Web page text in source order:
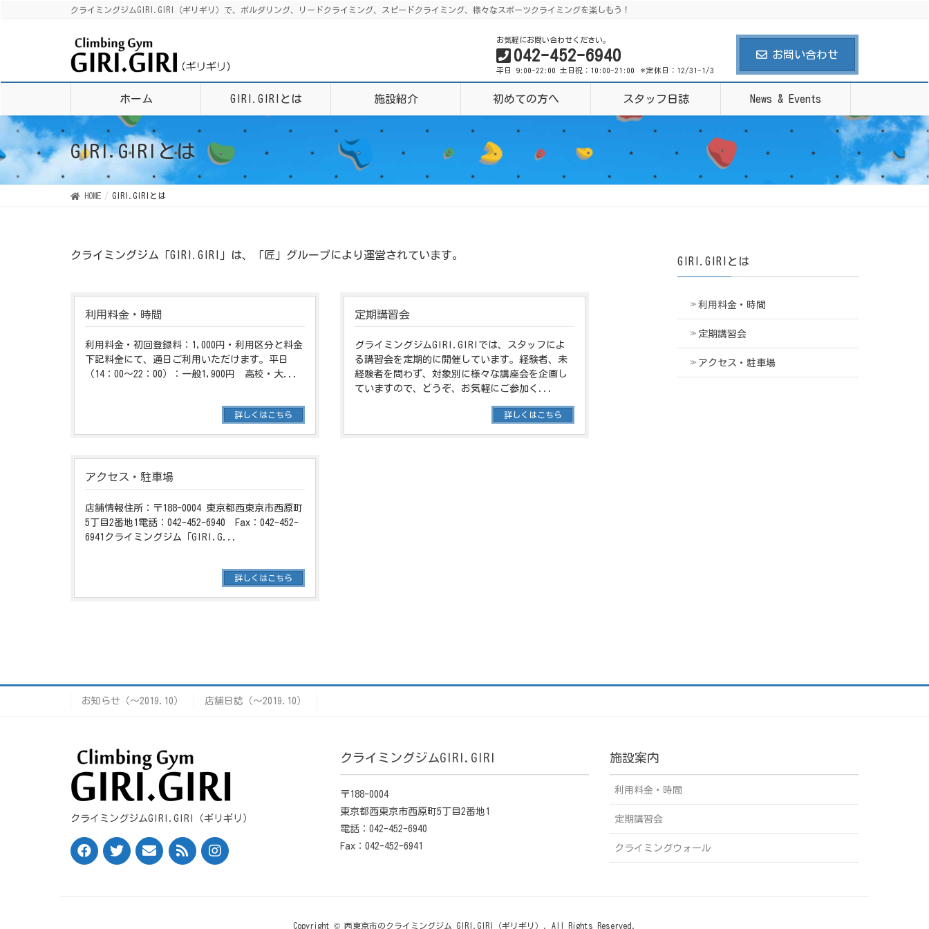
クライミングジムGIRI.GIRI（ギリギリ）で、ボルダリング、リードクライミング、スピードクライミング、様々なスポーツクライミングを楽しもう！
お気軽にお問い合わせください。
042-452-6940
平日 9:00-22:00 土日祝：10:00-21:00 ＊定休日：12/31-1/3
お問い合わせ
ホーム GIRI.GIRIとは 施設紹介 初めての方へ スタッフ日誌 News & Events
GIRI.GIRIとは
HOME GIRI.GIRIとは
クライミングジム「GIRI.GIRI」は、「匠」グループにより運営されています。
利用料金・時間
利用料金・初回登録料：1,000円・利用区分と料金
下記料金にて、通日ご利用いただけます。平日
（14：00〜22：00）：一般1,900円 高校・大...
詳しくはこちら
定期講習会
グライミングジムGIRI.GIRIでは、スタッフによ
る講習会を定期的に開催しています。経験者、未
経験者を問わず、対象別に様々な講座会を企画し
ていますので、どうぞ、お気軽にご参加く...
詳しくはこちら
アクセス・駐車場
店舗情報住所：〒188-0004 東京都西東京市西原町
5丁目2番地1電話：042-452-6940 Fax：042-452-
6941クライミングジム「GIRI.G...
詳しくはこちら
GIRI.GIRIとは
利用料金・時間
定期講習会
アクセス・駐車場
お知らせ（〜2019.10） 店舗日誌（〜2019.10）
クライミングジムGIRI.GIRI（ギリギリ）
クライミングジムGIRI.GIRI
〒188-0004
東京都西東京市西原町5丁目2番地1
電話：042-452-6940
Fax：042-452-6941
施設案内
利用料金・時間
定期講習会
クライミングウォール
Copyright © 西東京市のクライミングジム GIRI.GIRI（ギリギリ）. All Rights Reserved.